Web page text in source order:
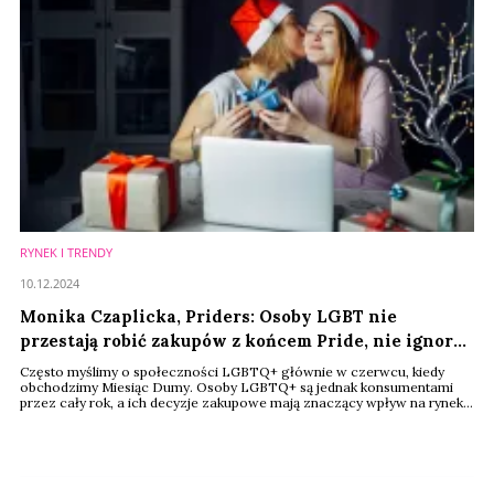
RYNEK I TRENDY
Monika Czaplicka, Priders: Osoby LGBT nie
przestają robić zakupów z końcem Pride, nie ignoruj
ich w święta
Często myślimy o społeczności LGBTQ+ głównie w czerwcu, kiedy
obchodzimy Miesiąc Dumy. Osoby LGBTQ+ są jednak konsumentami
przez cały rok, a ich decyzje zakupowe mają znaczący wpływ na rynek.
10.12.2024